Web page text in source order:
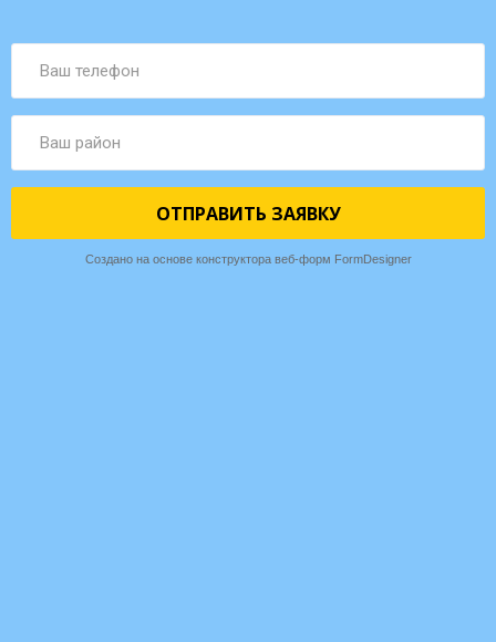
ОТПРАВИТЬ ЗАЯВКУ
Создано на основе конструктора веб-форм FormDesigner